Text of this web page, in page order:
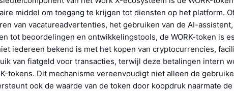
middel om toegang te krijgen tot diensten op het platform.
van vacatureadvertenties, het gebruiken van de AI-
tot beoordelingen en ontwikkelingstools, de WORK-token is
iedereen bekend is met het kopen van cryptocurrencies,
van fiatgeld voor transacties, terwijl deze betalingen intern
tokens. Dit mechanisme vereenvoudigt niet alleen de
ook de waarde van de token door koopdruk naarmate